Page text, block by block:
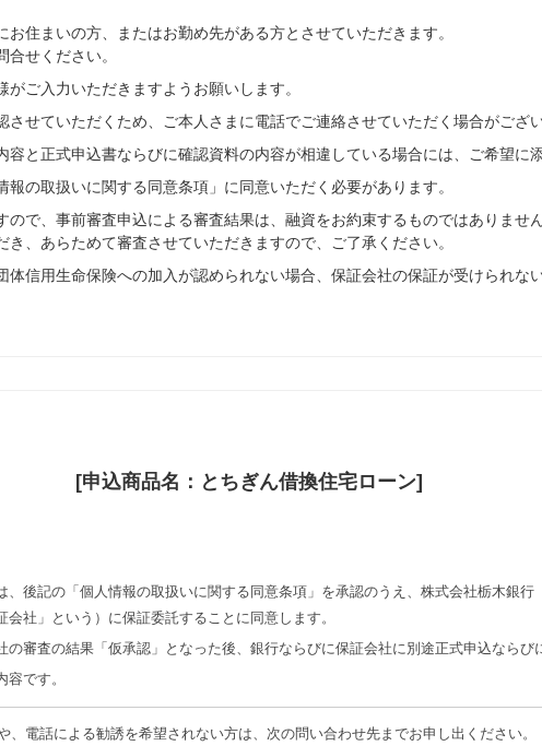
住まいの方、またはお勤め先がある方とさせていただきます。
せください。
ご入力いただきますようお願いします。
せていただくため、ご本人さまに電話でご連絡させていただく場合がござい
と正式申込書ならびに確認資料の内容が相違している場合には、ご希望に
の取扱いに関する同意条項」に同意いただく必要があります。
ので、事前審査申込による審査結果は、融資をお約束するものではありませ
、あらためて審査させていただきますので、ご了承ください。
体信用生命保険への加入が認められない場合、保証会社の保証が受けられな